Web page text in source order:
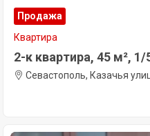
Продажа
Квартира
2-к квартира, 45 м², 1/
Севастополь, Казачья